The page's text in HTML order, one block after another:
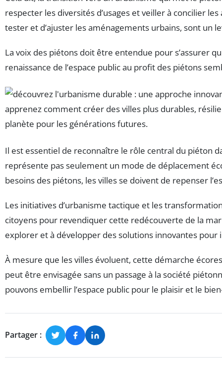
respecter les diversités d’usages et veiller à concilier
tester et d’ajuster les aménagements urbains, sont un
La voix des piétons doit être entendue pour s’assurer
renaissance de l’espace public au profit des piétons
Il est essentiel de reconnaître le rôle central du piéton
représente pas seulement un mode de déplacement
besoins des piétons, les villes se doivent de repenser
Les initiatives d’urbanisme tactique et les
citoyens pour revendiquer cette redécouverte de la
explorer et à développer des solutions innovantes
À mesure que les villes évoluent, cette démarche
peut être envisagée sans un passage à la société
pouvons embellir l’espace public pour le plaisir et le
Partager :